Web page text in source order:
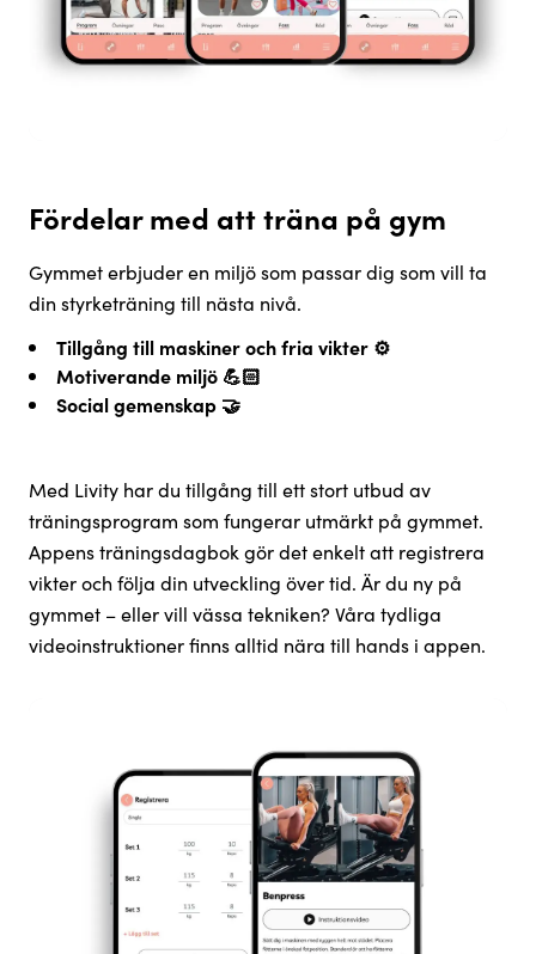
Fördelar med att träna på gym
Gymmet erbjuder en miljö som passar dig som vill ta
din styrketräning till nästa nivå.
Tillgång till maskiner och fria vikter ⚙️
Motiverande miljö 💪🏻
Social gemenskap 🤝
Med Livity har du tillgång till ett stort utbud av
träningsprogram som fungerar utmärkt på gymmet.
Appens träningsdagbok gör det enkelt att registrera
vikter och följa din utveckling över tid. Är du ny på
gymmet – eller vill vässa tekniken? Våra tydliga
videoinstruktioner finns alltid nära till hands i appen.